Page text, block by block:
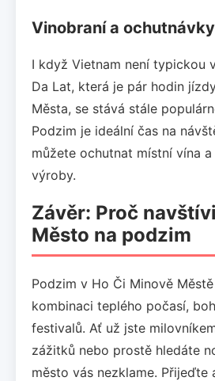
Vinobraní a
I když Vietnam není typickou
Da Lat, která je pár hodin
Města, se stává stále
Podzim je ideální čas na
můžete ochutnat místní vína
výroby.
Závěr: Proč
Město na podzim
Podzim v Ho Či Minově
kombinaci teplého počasí,
festivalů. Ať už jste
zážitků nebo prostě hledáte
město vás nezklame.